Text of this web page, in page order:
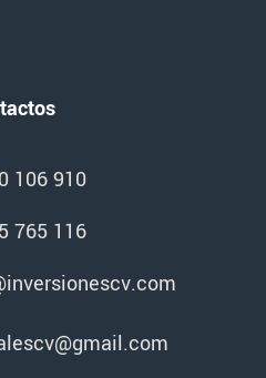
106 910
765 116